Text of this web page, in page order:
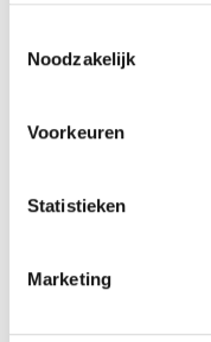
Noodzakelijk
Voorkeuren
Statistieken
Marketing